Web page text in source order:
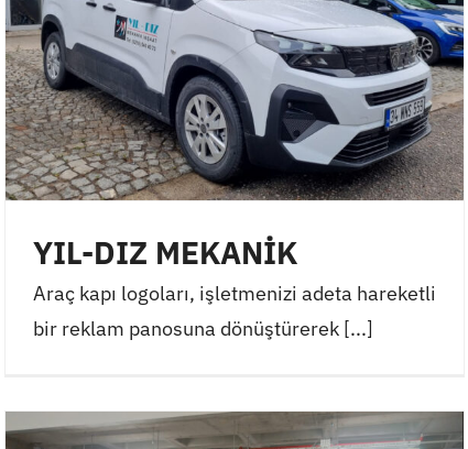
YIL-DIZ MEKANİK
Araç kapı logoları, işletmenizi adeta hareketli
bir reklam panosuna dönüştürerek [...]